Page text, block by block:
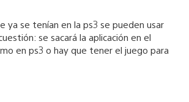
ya se tenían en la ps3 se pueden usar
se sacará la aplicación en el
en ps3 o hay que tener el juego para